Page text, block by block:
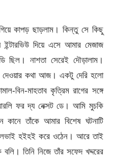
কাপড় ছাড়লাম। কিন্তু সে কিছু
দিয়ে এসে আমার মেজাজ
ছিল। নাশতা সেরেই দৌড়ালাম।
দেওয়ার কথা আজ। একটু দেরি হলো
বিন-মাহতাব কৃত্রিম রাগের সঙ্গে
ফর দ্য নেক্সট ডে। আমি মুচকি
তাঁকে আমার বিশেষ ঘটনাটি
হইহই করে ওঠেন। আরে তাই
তিনি নিজে তাঁর সফেদ খদ্দরের